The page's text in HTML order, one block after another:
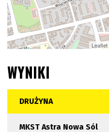
Leaflet
WYNIKI
DRUŻYNA
MKST Astra Nowa Sól